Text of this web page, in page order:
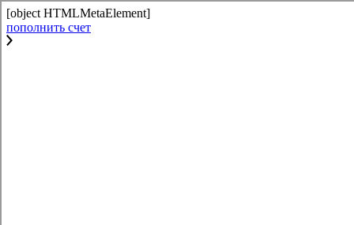
[object HTMLMetaElement]
пополнить счет